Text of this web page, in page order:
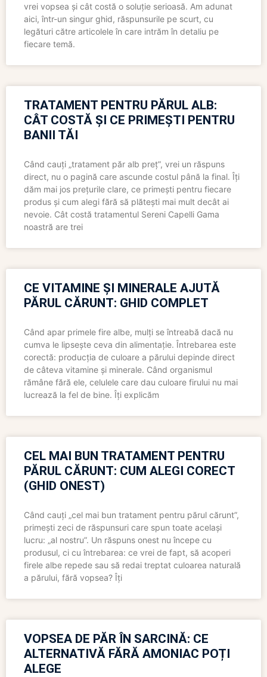
vrei vopsea și cât costă o soluție serioasă. Am adunat
aici, într-un singur ghid, răspunsurile pe scurt, cu
legături către articolele în care intrăm în detaliu pe
fiecare temă.
TRATAMENT PENTRU PĂRUL ALB:
CÂT COSTĂ ȘI CE PRIMEȘTI PENTRU
BANII TĂI
Când cauți „tratament păr alb preț”, vrei un răspuns
direct, nu o pagină care ascunde costul până la final. Îți
dăm mai jos prețurile clare, ce primești pentru fiecare
produs și cum alegi fără să plătești mai mult decât ai
nevoie. Cât costă tratamentul Sereni Capelli Gama
noastră are trei
CE VITAMINE ȘI MINERALE AJUTĂ
PĂRUL CĂRUNT: GHID COMPLET
Când apar primele fire albe, mulți se întreabă dacă nu
cumva le lipsește ceva din alimentație. Întrebarea este
corectă: producția de culoare a părului depinde direct
de câteva vitamine și minerale. Când organismul
rămâne fără ele, celulele care dau culoare firului nu mai
lucrează la fel de bine. Îți explicăm
CEL MAI BUN TRATAMENT PENTRU
PĂRUL CĂRUNT: CUM ALEGI CORECT
(GHID ONEST)
Când cauți „cel mai bun tratament pentru părul cărunt”,
primești zeci de răspunsuri care spun toate același
lucru: „al nostru”. Un răspuns onest nu începe cu
produsul, ci cu întrebarea: ce vrei de fapt, să acoperi
firele albe repede sau să redai treptat culoarea naturală
a părului, fără vopsea? Îți
VOPSEA DE PĂR ÎN SARCINĂ: CE
ALTERNATIVĂ FĂRĂ AMONIAC POȚI
ALEGE